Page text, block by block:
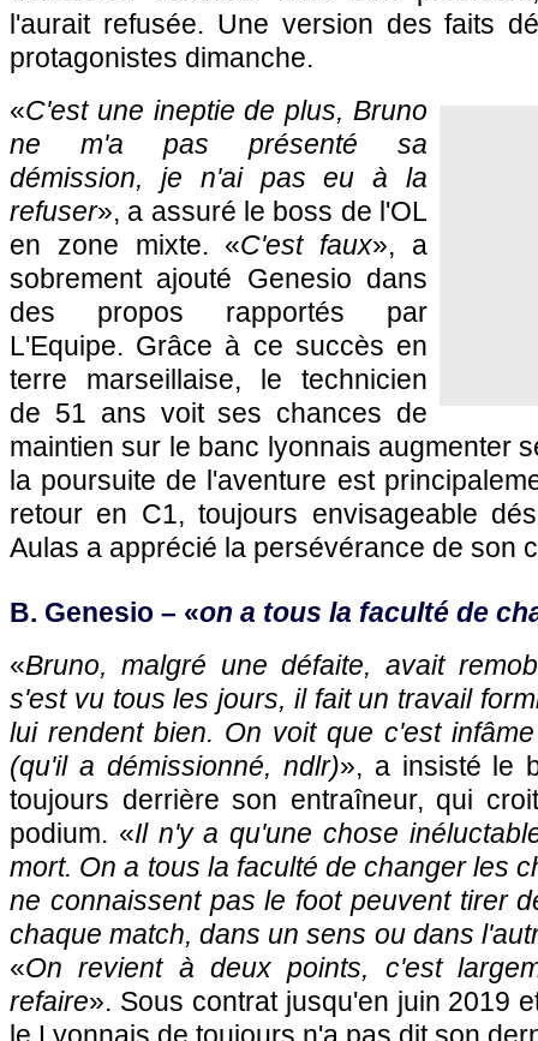
l'aurait refusée. Une version des faits
protagonistes dimanche.
«C'est une ineptie de plus, Bruno
ne m'a pas présenté sa
démission, je n'ai pas eu à la
refuser», a assuré le boss de l'OL
en zone mixte. «C'est faux», a
sobrement ajouté Genesio dans
des propos rapportés par
L'Equipe. Grâce à ce succès en
terre marseillaise, le technicien
de 51 ans voit ses chances de
maintien sur le banc lyonnais augmenter
la poursuite de l'aventure est
retour en C1, toujours envisageable
Aulas a apprécié la persévérance de son
B. Genesio – «on a tous la faculté de
«Bruno, malgré une défaite, avait
s'est vu tous les jours, il fait un travail
lui rendent bien. On voit que c'est
(qu'il a démissionné, ndlr)», a insisté le
toujours derrière son entraîneur, qui
podium. «Il n'y a qu'une chose
mort. On a tous la faculté de changer les
ne connaissent pas le foot peuvent tirer
chaque match, dans un sens ou dans
«On revient à deux points, c'est
refaire». Sous contrat jusqu'en juin 2019